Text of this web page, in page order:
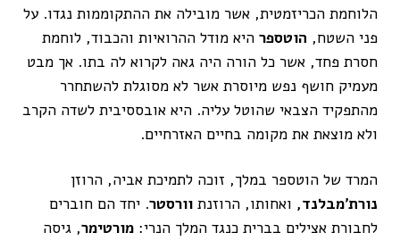
הלוחמת הכריזמטית, אשר מובילה את ההתקוממות נגדו. על
פני השטח, הוטספר היא מודל ההרואיות והכבוד, לוחמת
חסרת פחד, אשר כל הורה היה גאה לקרוא לה בתו. אך מבט
מעמיק חושף נפש מיוסרת אשר לא מסוגלת להשתחרר
מהתפקיד הצבאי שהוטל עליה. היא אובססיבית לשדה הקרב
ולא מוצאת את מקומה בחיים האזרחיים.
המרד של הוטספר במלך, זוכה לתמיכת אביה, הרוזן
נורת’מבלנד, ואחותו, הרוזנת וורסטר. יחד הם חוברים
לחבורת אצילים בברית כנגד המלך הנרי: מורטימר, גיסה